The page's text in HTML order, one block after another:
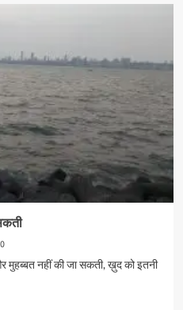
0
नहीं की जा सकती, ख़ुद को इतनी